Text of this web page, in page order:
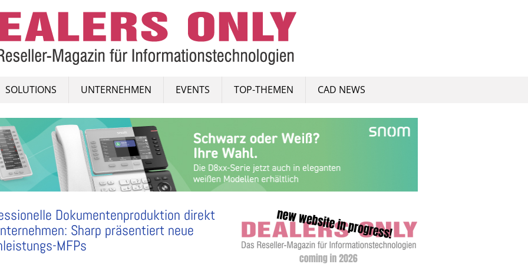
SOLUTIONS UNTERNEHMEN EVENTS TOP-THEMEN CAD NEWS
Dokumentenproduktion direkt
Sharp präsentiert neue
MFPs